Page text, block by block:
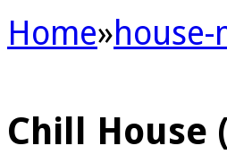
Home»house-
Chill House